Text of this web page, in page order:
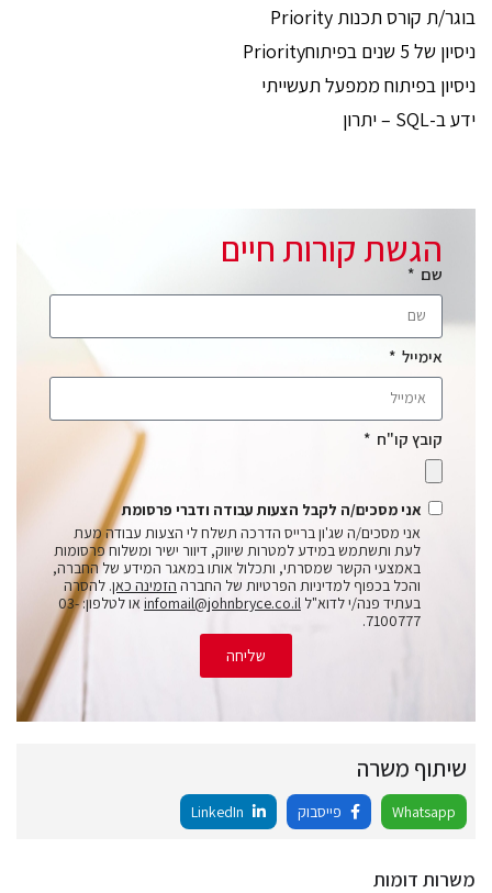
בוגר/ת קורס תכנות Priority
ניסיון של 5 שנים בפיתוחPriority
ניסיון בפיתוח ממפעל תעשייתי
ידע ב-SQL – יתרון
הגשת קורות חיים
שם
אימייל
קובץ קו"ח
אני מסכים/ה לקבל הצעות עבודה ודברי פרסומת
אני מסכים/ה שג'ון ברייס הדרכה תשלח לי הצעות עבודה מעת
לעת ותשתמש במידע למטרות שיווק, דיוור ישיר ומשלוח פרסומות
באמצעי הקשר שמסרתי, ותכלול אותו במאגר המידע של החברה,
והכל בכפוף למדיניות הפרטיות של החברה הזמינה כאן. להסרה
בעתיד פנה/י לדוא"ל infomail@johnbryce.co.il
או לטלפון: 03-
7100777.
שליחה
שיתוף משרה
Whatsapp פייסבוק
משרות דומות